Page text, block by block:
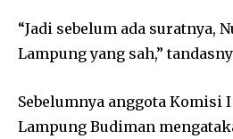
“Jadi sebelum ada suratnya,
Lampung yang sah,”
Sebelumnya anggota Komisi
Lampung Budiman